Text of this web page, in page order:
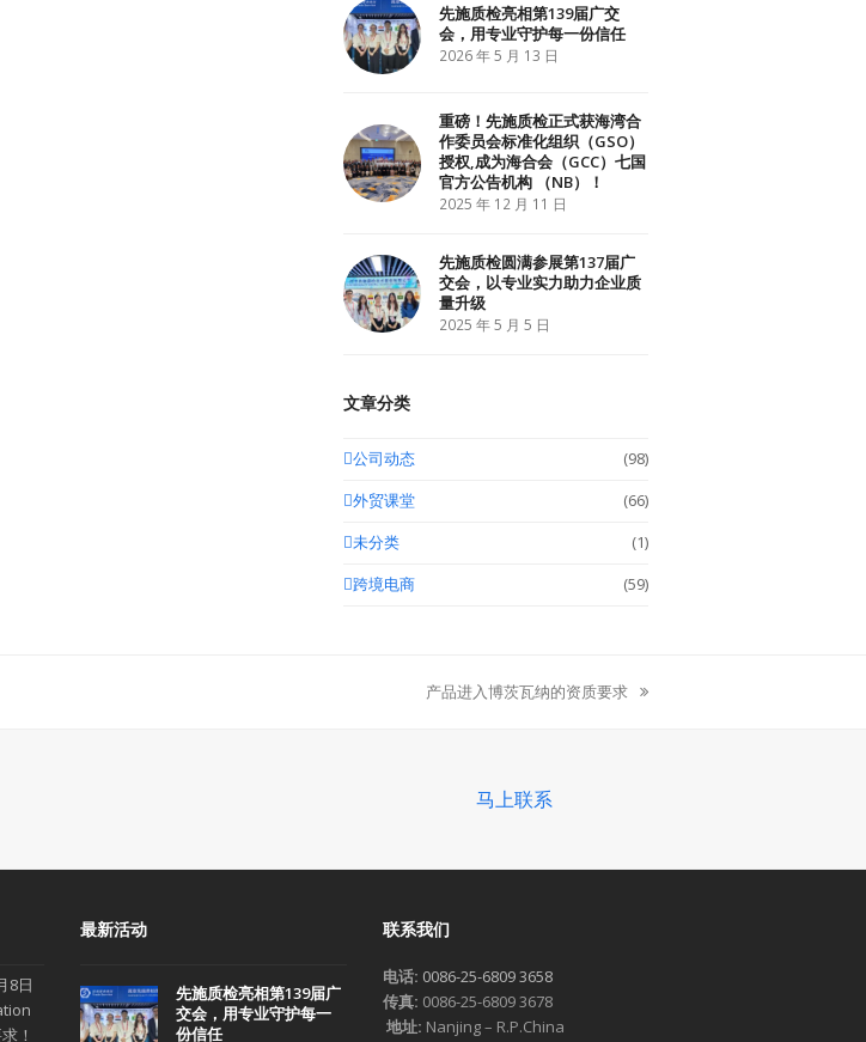
先施质检亮相第139届广交
会，用专业守护每一份信任
2026 年 5 月 13 日
重磅！先施质检正式获海湾合
作委员会标准化组织（GSO）
授权,成为海合会（GCC）七国
官方公告机构 （NB）！
2025 年 12 月 11 日
先施质检圆满参展第137届广
交会，以专业实力助力企业质
量升级
2025 年 5 月 5 日
文章分类
公司动态
(98)
外贸课堂
(66)
未分类
(1)
跨境电商
(59)
next
产品进入博茨瓦纳的资质要求
马上联系
8日
！
最新活动
先施质检亮相第139届广
交会，用专业守护每一
份信任
联系我们
电话: 0086-25-6809 3658
传真: 0086-25-6809 3678
地址: Nanjing – R.P.China